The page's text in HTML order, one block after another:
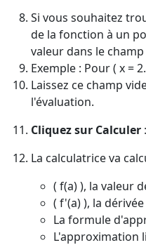
Si vous souhaitez
de la fonction à un
valeur dans le champ
Exemple : Pour ( x =
Laissez ce champ
l'évaluation.
Cliquez sur Calculer :
La calculatrice va
( f(a) ), la valeur
( f'(a) ), la
La formule
L'approximation